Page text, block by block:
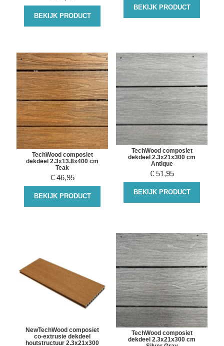
BEKIJK PRODUCT
BEKIJK PRODUCT
TechWood composiet
dekdeel 2.3x13.8x400 cm
Teak
€ 46,95
BEKIJK PRODUCT
TechWood composiet
dekdeel 2.3x21x300 cm
Antique
€ 51,95
BEKIJK PRODUCT
NewTechWood composiet
co-extrusie dekdeel
houtstructuur 2.3x21x300
TechWood composiet
dekdeel 2.3x21x300 cm